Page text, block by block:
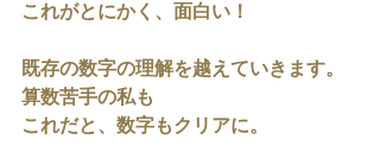
これがとにかく、面白い！
既存の数字の理解を越えていきます。
算数苦手の私も
これだと、数字もクリアに。